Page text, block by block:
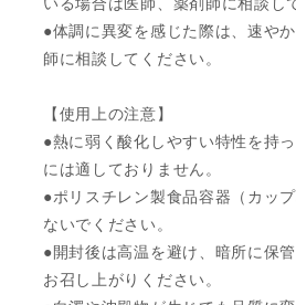
いる場合は医師、薬剤師に相談し
●体調に異変を感じた際は、速や
師に相談してください。
【使用上の注意】
●熱に弱く酸化しやすい特性を持
には適しておりません。
●ポリスチレン製食品容器（カッ
ないでください。
●開封後は高温を避け、暗所に保
お召し上がりください。